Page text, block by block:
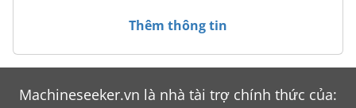
Thêm thông tin
Machineseeker.vn là nhà tài trợ chính thức của: